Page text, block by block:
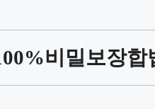
비밀보장